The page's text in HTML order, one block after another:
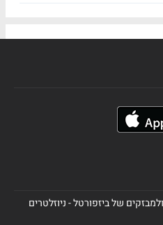
של ביזפורטל - ניוזלטרים